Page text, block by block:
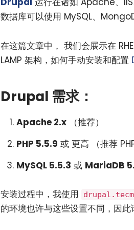
数据库可以使用 MySQL、
在这篇文章中， 我们会展示在
LAMP 架构，如何手动安装和配置
Drupal 需求：
Apache 2.x（推荐）
PHP 5.5.9 或 更高 （推荐
MySQL 5.5.3 或 MariaDB
安装过程中，我使用
的环境也许与这些设置不同，因